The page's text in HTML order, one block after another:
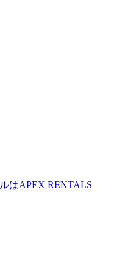
はAPEX RENTALS